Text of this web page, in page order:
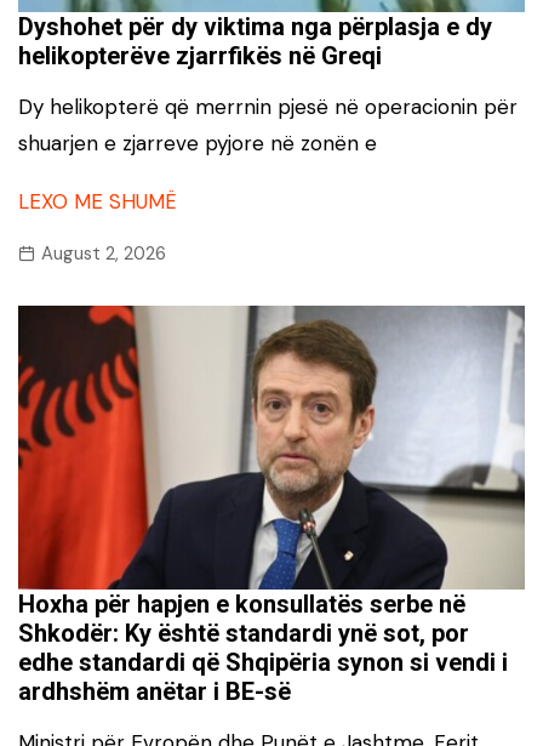
Dyshohet për dy viktima nga përplasja e dy
helikopterëve zjarrfikës në Greqi
Dy helikopterë që merrnin pjesë në operacionin për
shuarjen e zjarreve pyjore në zonën e
LEXO ME SHUMË
August 2, 2026
Hoxha për hapjen e konsullatës serbe në
Shkodër: Ky është standardi ynë sot, por
edhe standardi që Shqipëria synon si vendi i
ardhshëm anëtar i BE-së